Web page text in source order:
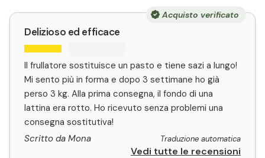
Acquisto verificato
Delizioso ed efficace
Il frullatore sostituisce un pasto e tiene sazi a lungo!
Mi sento più in forma e dopo 3 settimane ho già
perso 3 kg. Alla prima consegna, il fondo di una
lattina era rotto. Ho ricevuto senza problemi una
consegna sostitutiva!
Scritto da Mona
Traduzione automatica
Vedi tutte le recensioni